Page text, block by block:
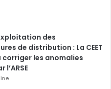
des
de distribution : La CEET
corriger les anomalies
l’ARSE